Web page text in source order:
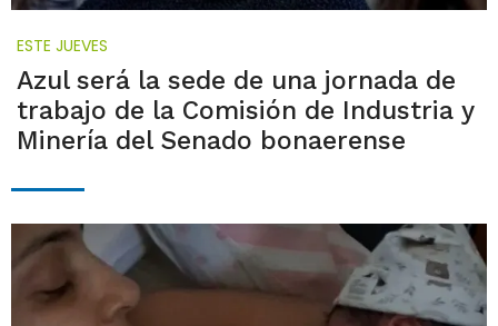
ESTE JUEVES
Azul será la sede de una jornada de
trabajo de la Comisión de Industria y
Minería del Senado bonaerense